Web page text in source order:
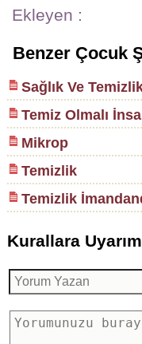
Ekleyen :
Benzer Çocuk
Sağlık Ve
Temiz Olmalı
Mikrop
Temizlik
Temizlik
Kurallara